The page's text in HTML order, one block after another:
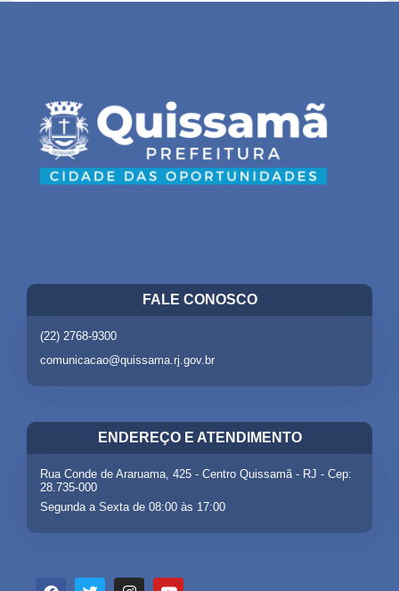
FALE CONOSCO
(22) 2768-9300
comunicacao@quissama.rj.gov.br
ENDEREÇO E ATENDIMENTO
Rua Conde de Araruama, 425 - Centro Quissamã - RJ - Cep:
28.735-000
Segunda a Sexta de 08:00 às 17:00